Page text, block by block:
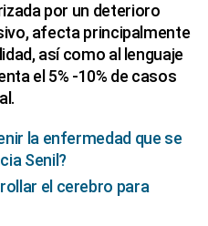
por un deterioro
afecta principalmente
así como al lenguaje
el 5% -10% de casos
la enfermedad que se
Senil?
el cerebro para